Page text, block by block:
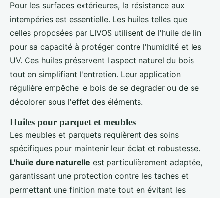
Pour les surfaces extérieures, la résistance aux
intempéries est essentielle. Les huiles telles que
celles proposées par LIVOS utilisent de l'huile de lin
pour sa capacité à protéger contre l'humidité et les
UV. Ces huiles préservent l'aspect naturel du bois
tout en simplifiant l'entretien. Leur application
régulière empêche le bois de se dégrader ou de se
décolorer sous l'effet des éléments.
Huiles pour parquet et meubles
Les meubles et parquets requièrent des soins
spécifiques pour maintenir leur éclat et robustesse.
L'huile dure naturelle est particulièrement adaptée,
garantissant une protection contre les taches et
permettant une finition mate tout en évitant les